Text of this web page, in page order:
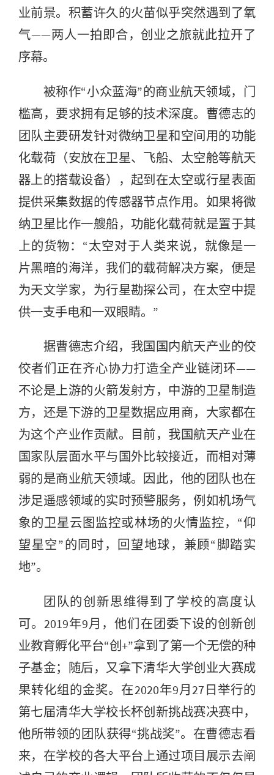
业前景。积蓄许久的火苗似乎突然遇到了氧
气——两人一拍即合，创业之旅就此拉开了
序幕。
被称作“小众蓝海”的商业航天领域，门
槛高，要求拥有足够的技术深度。曹德志的
团队主要研发针对微纳卫星和空间用的功能
化载荷（安放在卫星、飞船、太空舱等航天
器上的搭载设备），起到在太空或行星表面
提供采集数据的传感器节点作用。如果将微
纳卫星比作一艘船，功能化载荷就是置于其
上的货物：“太空对于人类来说，就像是一
片黑暗的海洋，我们的载荷解决方案，便是
为天文学家，为行星勘探公司，在太空中提
供一支手电和一双眼睛。”
据曹德志介绍，我国国内航天产业的佼
佼者们正在齐心协力打造全产业链闭环——
不论是上游的火箭发射方，中游的卫星制造
方，还是下游的卫星数据应用商，大家都在
为这个产业作贡献。目前，我国航天产业在
国家队层面水平与国外比较接近，而相对薄
弱的是商业航天领域。因此，他的团队也在
涉足遥感领域的实时预警服务，例如机场气
象的卫星云图监控或林场的火情监控，“仰
望星空”的同时，回望地球，兼顾“脚踏实
地”。
团队的创新思维得到了学校的高度认
可。2019年9月，他们在团委下设的创新创
业教育孵化平台“创+”拿到了第一个无偿的种
子基金；随后，又拿下清华大学创业大赛成
果转化组的金奖。在2020年9月27日举行的
第七届清华大学校长杯创新挑战赛决赛中，
他所带领的团队获得“挑战奖”。在曹德志看
来，在学校的各大平台上通过项目展示去阐